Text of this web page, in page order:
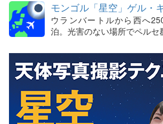
モンゴル「星空」ゲル・
ウランバートルから西へ
泊。光害のない場所でペルセ